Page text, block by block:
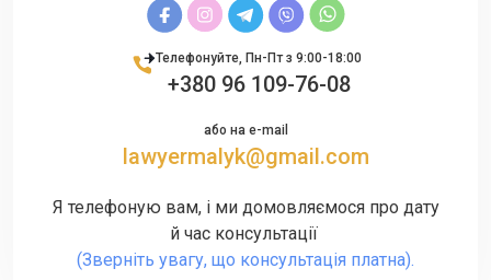
Телефонуйте, Пн-Пт з 9:00-18:00
+380 96 109-76-08
або на e-mail
lawyermalyk@gmail.com
Я телефоную вам, і ми домовляємося про дату
й час консультації
(Зверніть увагу, що консультація платна).